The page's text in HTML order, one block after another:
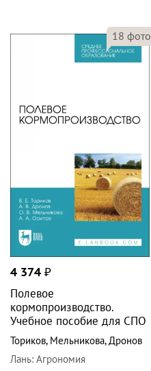
18 фото
4 374 ₽
Полевое
кормопроизводство.
Учебное пособие для СПО
Ториков, Мельникова, Дронов
Лань: Агрономия